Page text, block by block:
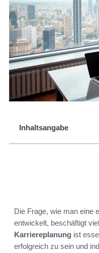
Inhaltsangabe
Die Frage, wie man eine
entwickelt, beschäftigt
Karriereplanung ist
erfolgreich zu sein und